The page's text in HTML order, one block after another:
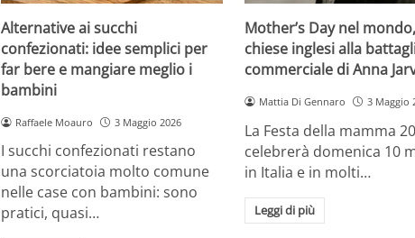
Alternative ai succhi
confezionati: idee semplici per
far bere e mangiare meglio i
bambini
Raffaele Moauro 3 Maggio 2026
I succhi confezionati restano
una scorciatoia molto comune
nelle case con bambini: sono
pratici, quasi…
Mother’s Day nel
chiese inglesi alla
commerciale di Anna
Mattia Di Gennaro 3 Maggio
La Festa della mamma
celebrerà domenica 10
in Italia e in molti…
Leggi di più